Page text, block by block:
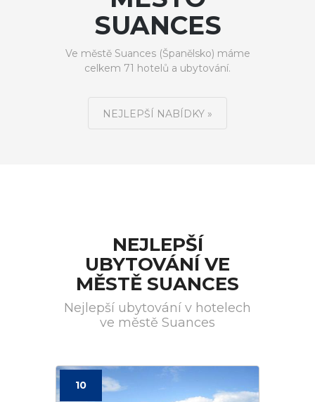
SUANCES
Ve městě Suances (Španělsko) máme
celkem 71 hotelů a ubytování.
NEJLEPŠÍ NABÍDKY »
NEJLEPŠÍ
UBYTOVÁNÍ VE
MĚSTĚ SUANCES
Nejlepší ubytování v hotelech
ve městě Suances
10